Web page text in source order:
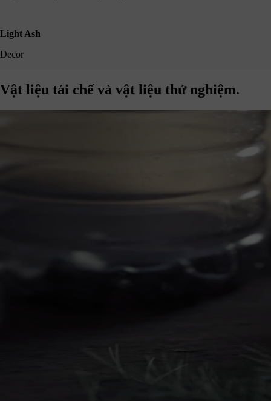
Light Ash
Decor
Vật liệu tái chế và vật liệu thử nghiệm.